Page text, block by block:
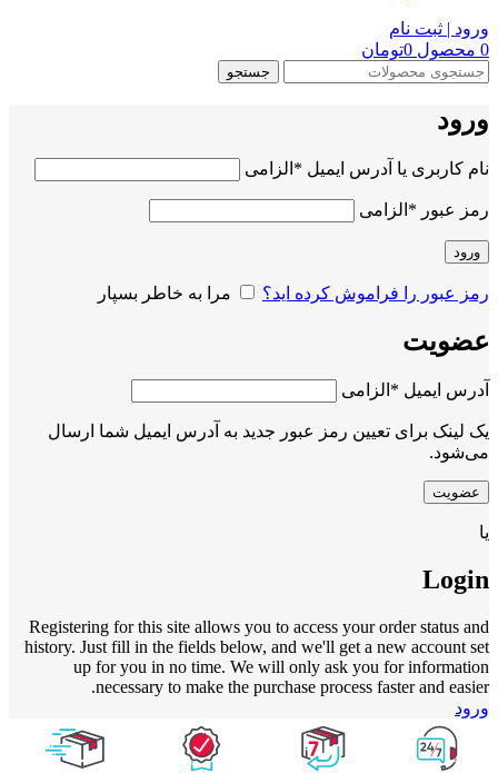
ورود | ثبت نام
0 محصول 0تومان
جستجو
ورود
نام کاربری یا آدرس ایمیل * الزامی
رمز عبور * الزامی
ورود
رمز عبور را فراموش کرده اید؟ مرا به خاطر بسپار
عضویت
آدرس ایمیل * الزامی
یک لینک برای تعیین رمز عبور جدید به آدرس ایمیل شما ارسال
می‌شود.
عضویت
یا
Login
Registering for this site allows you to access your order status and
history. Just fill in the fields below, and we'll get a new account set
up for you in no time. We will only ask you for information
necessary to make the purchase process faster and easier.
ورود